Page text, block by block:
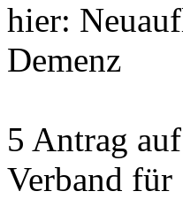
hier:
Demenz
5 Antrag
Verband für